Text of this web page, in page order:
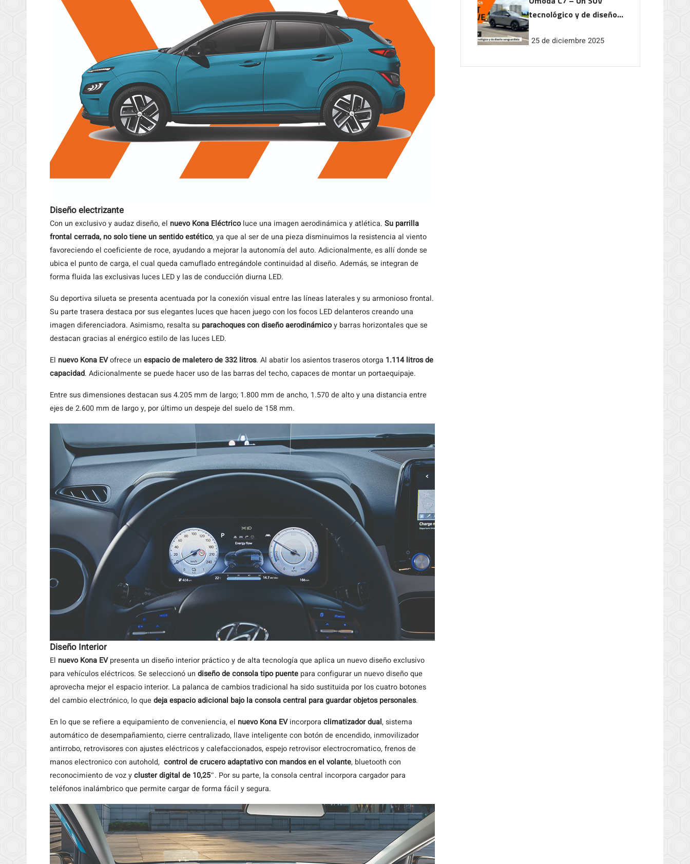
Diseño electrizante
Con un exclusivo y audaz diseño, el nuevo Kona Eléctricoluce una imagen aerodinámica y atlética. Su parrilla
frontal cerrada, no solo tiene un sentido estético, ya que al ser de una pieza disminuimos la resistencia al viento
favoreciendo el coeficiente de roce, ayudando a mejorar la autonomía del auto. Adicionalmente, es allí donde se
ubica el punto de carga, el cual queda camuflado entregándole continuidad al diseño. Además, se integran de
forma fluida las exclusivas luces LED y las de conducción diurna LED.
Su deportiva silueta se presenta acentuada por la conexión visual entre las líneas laterales y su armonioso frontal.
Su parte trasera destaca por sus elegantes luces que hacen juego con los focos LED delanteros creando una
imagen diferenciadora. Asimismo, resalta su parachoques con diseño aerodinámicoy barras horizontales que se
destacan gracias al enérgico estilo de las luces LED.
El nuevo Kona EVofrece un espacio de maletero de 332 litros. Al abatir los asientos traseros otorga 1.114 litros de
capacidad. Adicionalmente se puede hacer uso de las barras del techo, capaces de montar un portaequipaje.
Entre sus dimensiones destacan sus 4.205 mm de largo; 1.800 mm de ancho, 1.570 de alto y una distancia entre
ejes de 2.600 mm de largo y, por último un despeje del suelo de 158 mm.
Diseño Interior
El nuevo Kona EVpresenta un diseño interior práctico y de alta tecnología que aplica un nuevo diseño exclusivo
para vehículos eléctricos. Se seleccionó un diseño de consola tipo puente para configurar un nuevo diseño que
aprovecha mejor el espacio interior. La palanca de cambios tradicional ha sido sustituida por los cuatro botones
del cambio electrónico, lo que deja espacio adicional bajo la consola central para guardar objetos personales.
En lo que se refiere a equipamiento de conveniencia, el nuevo Kona EVincorpora climatizador dual, sistema
automático de desempañamiento, cierre centralizado, llave inteligente con botón de encendido, inmovilizador
antirrobo, retrovisores con ajustes eléctricos y calefaccionados, espejo retrovisor electrocromatico, frenos de
manos electronico con autohold, control de crucero adaptativo con mandos en el volante, bluetooth con
reconocimiento de voz ycluster digital de 10,25″. Por su parte, la consola central incorpora cargador para
teléfonos inalámbrico que permite cargar de forma fácil y segura.
tecnológico y de diseño
25 de diciembre 2025